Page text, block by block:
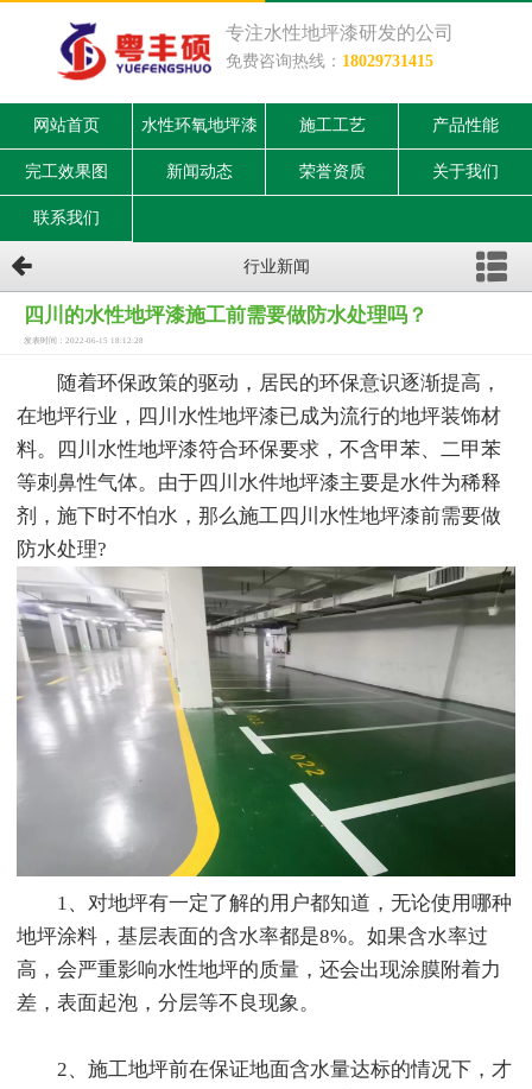
专注水性地坪漆研发的公司
免费咨询热线： 18029731415
网站首页 水性环氧地坪漆 施工工艺 产品性能
完工效果图 新闻动态 荣誉资质 关于我们
联系我们
行业新闻
四川的水性地坪漆施工前需要做防水处理吗？
发表时间：2022-06-15 18:12:28
随着环保政策的驱动，居民的环保意识逐渐提高，
在地坪行业，四川水性地坪漆已成为流行的地坪装饰材
料。四川水性地坪漆符合环保要求，不含甲苯、二甲苯
等刺鼻性气体。由于四川水件地坪漆主要是水件为稀释
剂，施下时不怕水，那么施工四川水性地坪漆前需要做
防水处理?
1、对地坪有一定了解的用户都知道，无论使用哪种
地坪涂料，基层表面的含水率都是8%。如果含水率过
高，会严重影响水性地坪的质量，还会出现涂膜附着力
差，表面起泡，分层等不良现象。
2、施工地坪前在保证地面含水量达标的情况下，才